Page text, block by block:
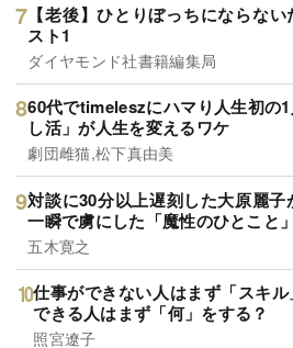
【老後】ひとりぼっちにならな
スト1
ダイヤモンド社書籍編集局
60代でtimeleszにハマり人生初の
し活」が人生を変えるワケ
劇団雌猫,松下真由美
対談に30分以上遅刻した大原麗
一瞬で虜にした「魔性のひとこと
五木寛之
仕事ができない人はまず「スキ
できる人はまず「何」をする？
照宮遼子